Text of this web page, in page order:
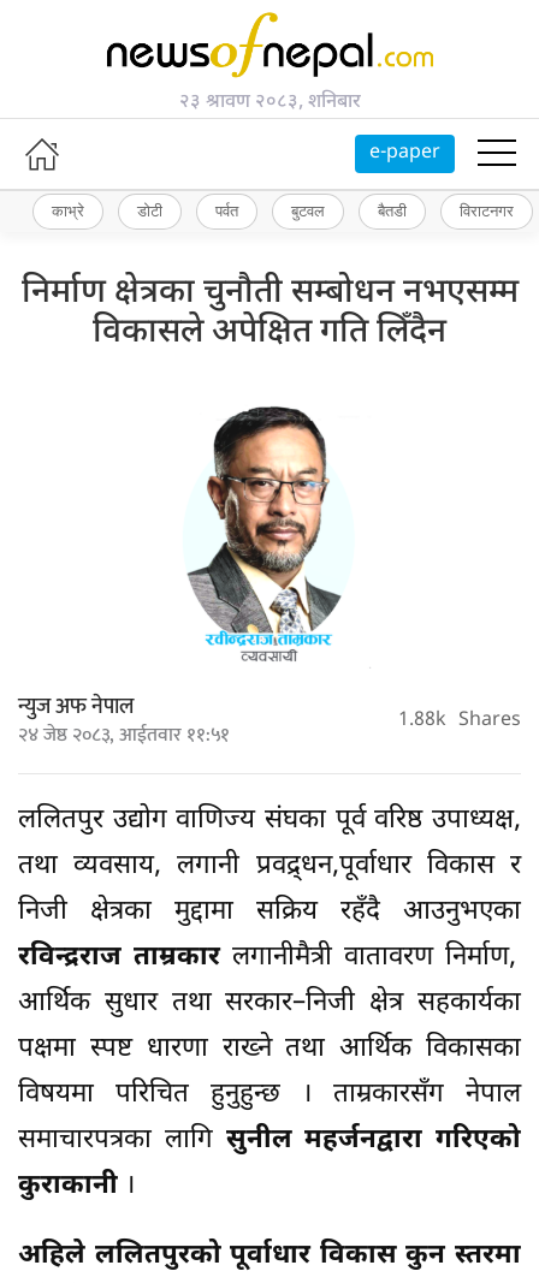
२३ श्रावण २०८३, शनिबार
e-paper
काभ्रे डोटी पर्वत बुटवल बैतडी विराटनगर
निर्माण क्षेत्रका चुनौती सम्बोधन नभएसम्म
विकासले अपेक्षित गति लिँदैन
न्युज अफ नेपाल
२४ जेष्ठ २०८३, आईतवार ११:५१ 1.88k Shares
ललितपुर उद्योग वाणिज्य संघका पूर्व वरिष्ठ उपाध्यक्ष,
तथा व्यवसाय, लगानी प्रवद्र्धन,पूर्वाधार विकास र
निजी क्षेत्रका मुद्दामा सक्रिय रहँदै आउनुभएका
रविन्द्रराज ताम्रकारलगानीमैत्री वातावरण निर्माण,
आर्थिक सुधार तथा सरकार–निजी क्षेत्र सहकार्यका
पक्षमा स्पष्ट धारणा राख्ने तथा आर्थिक विकासका
विषयमा परिचित हुनुहुन्छ । ताम्रकारसँग नेपाल
समाचारपत्रका लागि सुनील महर्जनद्वारा गरिएको
कुराकानी ।
अहिले ललितपुरको पूर्वाधार विकास कुन स्तरमा